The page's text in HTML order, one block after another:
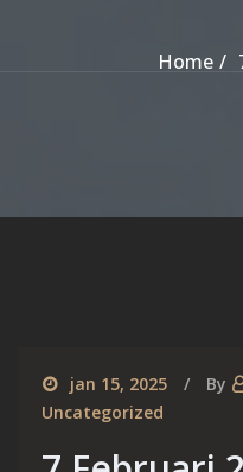
Home
jan 15, 2025 By
Uncategorized